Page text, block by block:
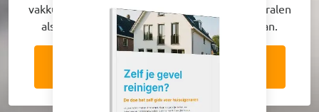
vakkundig gereinigd. Laat uw pand ook weer stralen
als nieuw en vraag vrijblijvend een offerte aan.
Vraag nu een offerte aan!